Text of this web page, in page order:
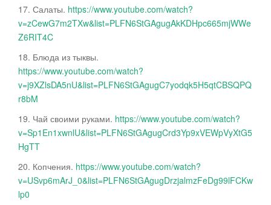
17. Салаты. https://www.youtube.com/watch?
v=zCewG7m2TXw&list=PLFN6StGAgugAkKDHpc665mjWWe
Z6RIT4C
18. Блюда из тыквы.
https://www.youtube.com/watch?
v=j9XZlsDA5nU&list=PLFN6StGAgugC7yodqk5H5qtCBSQPQ
r8bM
19. Чай своими руками. https://www.youtube.com/watch?
v=Sp1En1xwnlU&list=PLFN6StGAgugCrd3Yp9xVEWpVyXtG5
HgTT
20. Копчения. https://www.youtube.com/watch?
v=USvp6mArJ_0&list=PLFN6StGAgugDrzjalmzFeDg99lFCKw
lp0